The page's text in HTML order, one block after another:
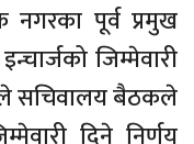
पूर्व प्रमुख
जिम्मेवारी
सचिवालय बैठकले